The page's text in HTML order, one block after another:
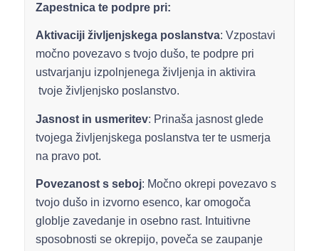
Zapestnica te podpre pri:
Aktivaciji življenjskega poslanstva: Vzpostavi
močno povezavo s tvojo dušo, te podpre pri
ustvarjanju izpolnjenega življenja in aktivira
tvoje življenjsko poslanstvo.
Jasnost in usmeritev: Prinaša jasnost glede
tvojega življenjskega poslanstva ter te usmerja
na pravo pot.
Povezanost s seboj: Močno okrepi povezavo s
tvojo dušo in izvorno esenco, kar omogoča
globlje zavedanje in osebno rast. Intuitivne
sposobnosti se okrepijo, poveča se zaupanje